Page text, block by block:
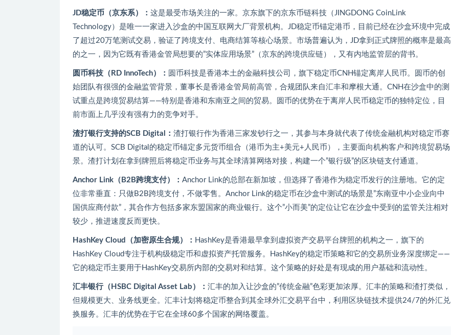
JD稳定币（京东系）： 这是最受市场关注的一家。京东旗下的京东币链科技（JINGDONG CoinLink
Technology）是唯一一家进入沙盒的中国互联网大厂背景机构。JD稳定币锚定港币，目前已经在沙盒环境中完成
了超过20万笔测试交易，验证了跨境支付、电商结算等核心场景。市场普遍认为，JD拿到正式牌照的概率是最高
的之一，因为它既有香港金管局想要的”实体应用场景”（京东的跨境供应链），又有内地监管层的背书。
圆币科技（RD InnoTech）： 圆币科技是香港本土的金融科技公司，旗下稳定币CNH锚定离岸人民币。圆币的创
始团队有很强的金融监管背景，董事长是香港金管局前高管，合规团队来自汇丰和摩根大通。CNH在沙盒中的测
试重点是跨境贸易结算——特别是香港和东南亚之间的贸易。圆币的优势在于离岸人民币稳定币的独特定位，目
前市面上几乎没有强有力的竞争对手。
渣打银行支持的SCB Digital： 渣打银行作为香港三家发钞行之一，其参与本身就代表了传统金融机构对稳定币赛
道的认可。SCB Digital的稳定币锚定多元货币组合（港币为主+美元+人民币），主要面向机构客户和跨境贸易场
景。渣打计划在拿到牌照后将稳定币业务与其全球清算网络对接，构建一个”银行级”的区块链支付通道。
Anchor Link（B2B跨境支付）： Anchor Link的总部在新加坡，但选择了香港作为稳定币发行的注册地。它的定
位非常垂直：只做B2B跨境支付，不做零售。Anchor Link的稳定币在沙盒中测试的场景是”东南亚中小企业向中
国供应商付款”，其合作方包括多家东盟国家的商业银行。这个”小而美”的定位让它在沙盒中受到的监管关注相对
较少，推进速度反而更快。
HashKey Cloud（加密原生合规）： HashKey是香港最早拿到虚拟资产交易平台牌照的机构之一，旗下的
HashKey Cloud专注于机构级稳定币和虚拟资产托管服务。HashKey的稳定币策略和它的交易所业务深度绑定——
它的稳定币主要用于HashKey交易所内部的交易对和结算。这个策略的好处是有现成的用户基础和流动性。
汇丰银行（HSBC Digital Asset Lab）： 汇丰的加入让沙盒的”传统金融”色彩更加浓厚。汇丰的策略和渣打类似，
但规模更大、业务线更全。汇丰计划将稳定币整合到其全球外汇交易平台中，利用区块链技术提供24/7的外汇兑
换服务。汇丰的优势在于它在全球60多个国家的网络覆盖。